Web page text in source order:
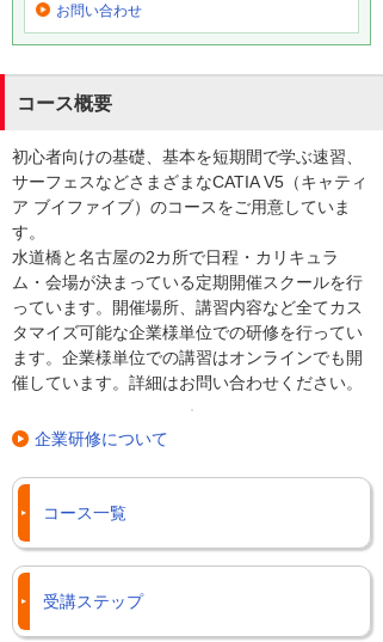
お問い合わせ
コース概要
初心者向けの基礎、基本を短期間で学ぶ速習、
サーフェスなどさまざまなCATIA V5（キャティ
ア ブイファイブ）のコースをご用意していま
す。
水道橋と名古屋の2カ所で日程・カリキュラ
ム・会場が決まっている定期開催スクールを行
っています。開催場所、講習内容など全てカス
タマイズ可能な企業様単位での研修を行ってい
ます。企業様単位での講習はオンラインでも開
催しています。詳細はお問い合わせください。
企業研修について
コース一覧
受講ステップ